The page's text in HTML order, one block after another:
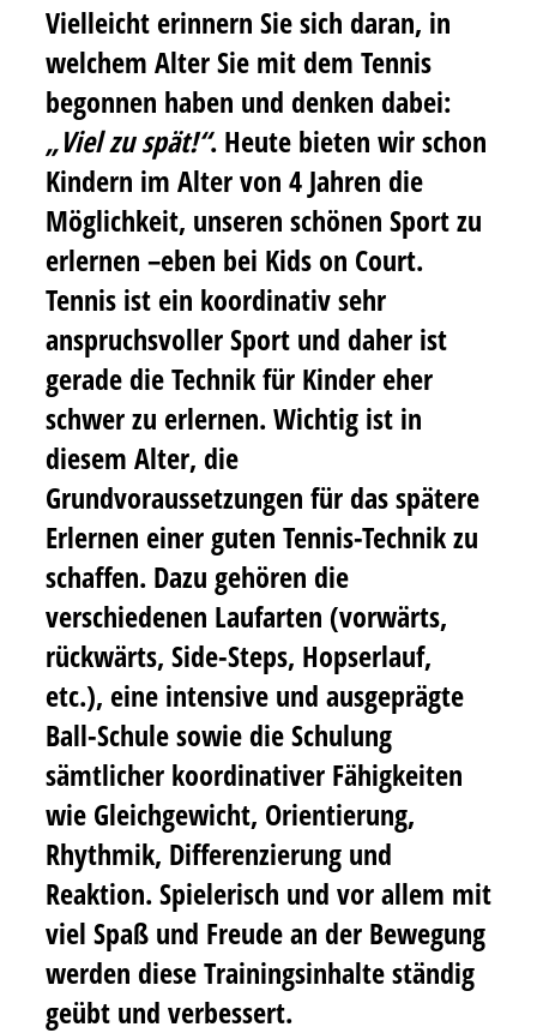
Vielleicht erinnern Sie sich daran, in
welchem Alter Sie mit dem Tennis
begonnen haben und denken dabei:
„Viel zu spät!“. Heute bieten wir schon
Kindern im Alter von 4 Jahren die
Möglichkeit, unseren schönen Sport zu
erlernen –eben bei Kids on Court.
Tennis ist ein koordinativ sehr
anspruchsvoller Sport und daher ist
gerade die Technik für Kinder eher
schwer zu erlernen.Wichtig ist in
diesem Alter, die
Grundvoraussetzungen für das spätere
Erlernen einer guten Tennis-Technik zu
schaffen. Dazu gehören die
verschiedenen Laufarten (vorwärts,
rückwärts, Side-Steps, Hopserlauf,
etc.), eine intensive und ausgeprägte
Ball-Schule sowie die Schulung
sämtlicher koordinativer Fähigkeiten
wie Gleichgewicht, Orientierung,
Rhythmik, Differenzierung und
Reaktion. Spielerisch und vor allem mit
viel Spaß und Freude an der Bewegung
werden diese Trainingsinhalte ständig
geübt und verbessert.